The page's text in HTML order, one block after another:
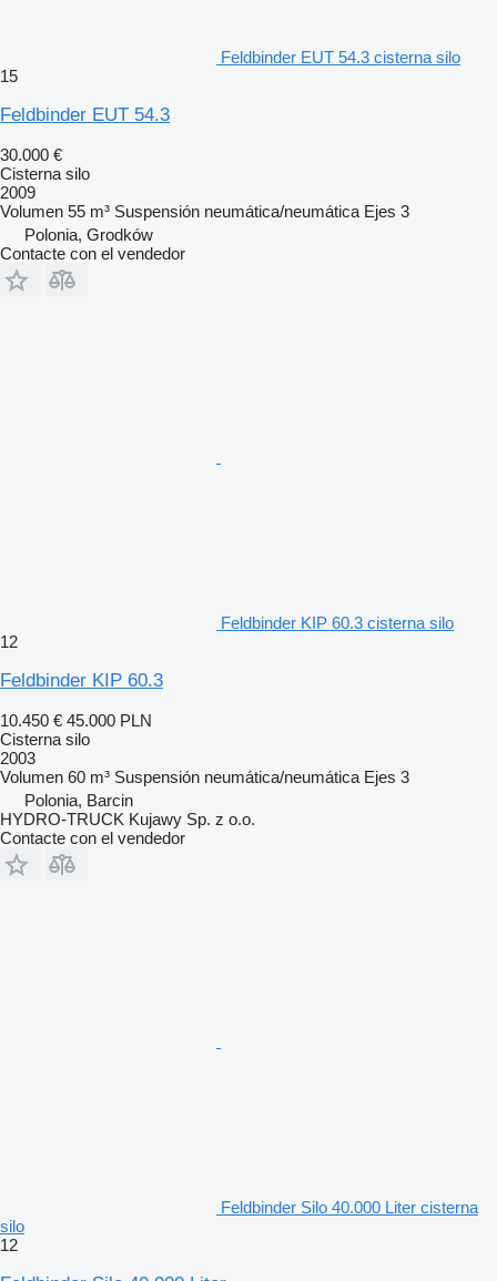
Feldbinder EUT 54.3 cisterna silo
15
Feldbinder EUT 54.3
30.000 €
Cisterna silo
2009
Volumen 55 m³ Suspensión neumática/neumática Ejes 3
Polonia, Grodków
Contacte con el vendedor
Feldbinder KIP 60.3 cisterna silo
12
Feldbinder KIP 60.3
10.450 € 45.000 PLN
Cisterna silo
2003
Volumen 60 m³ Suspensión neumática/neumática Ejes 3
Polonia, Barcin
HYDRO-TRUCK Kujawy Sp. z o.o.
Contacte con el vendedor
Feldbinder Silo 40.000 Liter cisterna
silo
12